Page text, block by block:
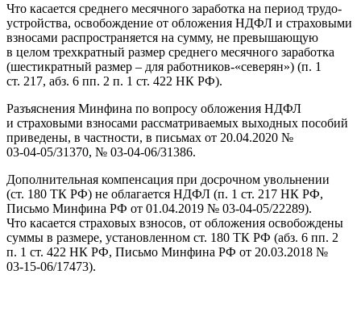
Что касается среднего месячного заработка на период трудо­
устройства, освобождение от обложения НДФЛ и страховыми
взносами распространяется на сумму, не превышающую
в целом трехкратный размер среднего месячного заработка
(шестикратный размер – для работников-«северян») (п. 1
ст. 217, абз. 6 пп. 2 п. 1 ст. 422 НК РФ).
Разъяснения Минфина по вопросу обложения НДФЛ
и страховыми взносами рассматриваемых выходных пособий
приведены, в частности, в письмах от 20.04.2020 №
03‑04‑05/31370, № 03‑04‑06/31386.
Дополнительная компенсация при досрочном увольнении
(ст. 180 ТК РФ) не облагается НДФЛ (п. 1 ст. 217 НК РФ,
Письмо Минфина РФ от 01.04.2019 № 03‑04‑05/22289).
Что касается страховых взносов, от обложения освобождены
суммы в размере, установленном ст. 180 ТК РФ (абз. 6 пп. 2
п. 1 ст. 422 НК РФ, Письмо Минфина РФ от 20.03.2018 №
03‑15‑06/17473).